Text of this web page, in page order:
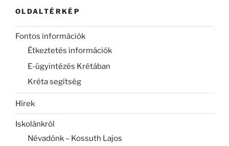
OLDALTÉRKÉP
Fontos információk
Étkeztetés információk
E-ügyintézés Krétában
Kréta segítség
Hírek
Iskolánkról
Névadónk – Kossuth Lajos